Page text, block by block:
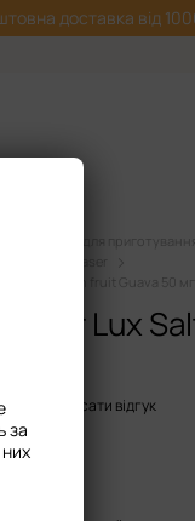
доставка від
Набори для
Kiwi Passion fruit Guava 50 мг
Lux
Написати відгук
за